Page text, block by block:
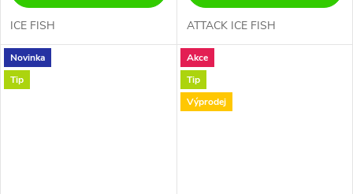
ICE FISH ATTACK ICE FISH
Novinka
Tip
Akce
Tip
Výprodej